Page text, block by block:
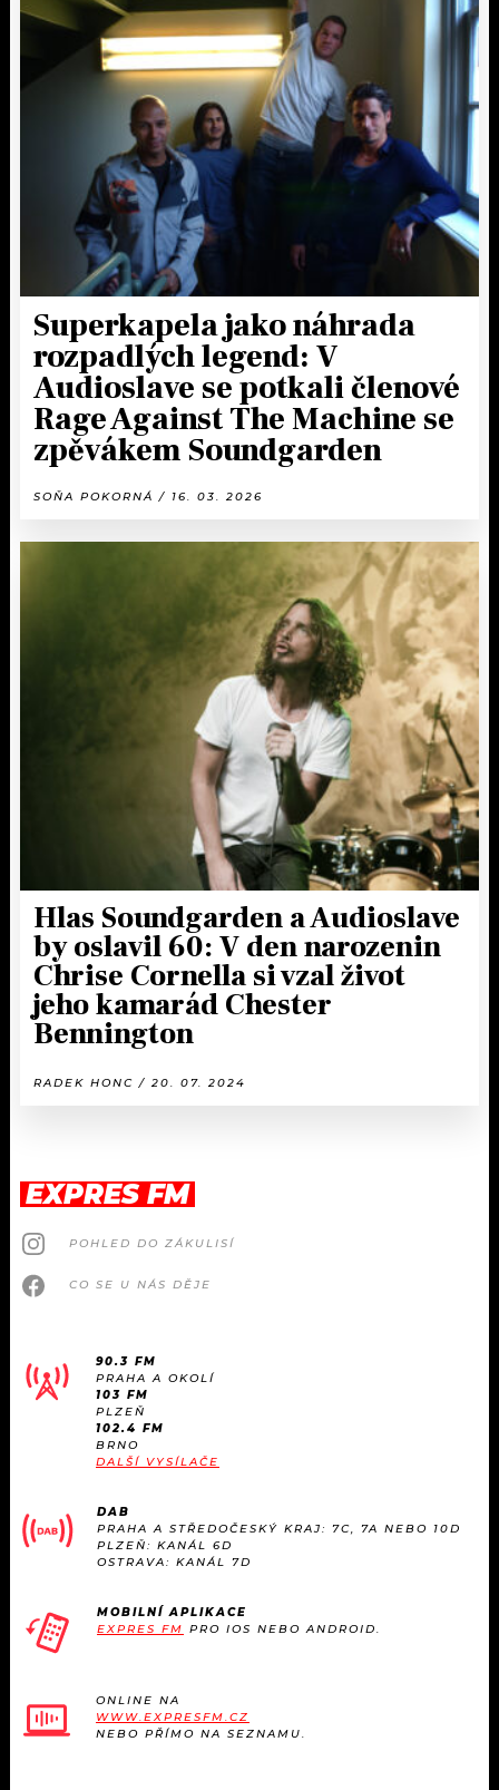
Superkapela jako náhrada
rozpadlých legend: V
Audioslave se potkali členové
Rage Against The Machine se
zpěvákem Soundgarden
SOŇA POKORNÁ / 16. 03. 2026
Hlas Soundgarden a Audioslave
by oslavil 60: V den narozenin
Chrise Cornella si vzal život
jeho kamarád Chester
Bennington
RADEK HONC / 20. 07. 2024
EXPRES FM
POHLED DO ZÁKULISÍ
CO SE U NÁS DĚJE
90.3 FM
PRAHA A OKOLÍ
103 FM
PLZEŇ
102.4 FM
BRNO
DALŠÍ VYSÍLAČE
DAB
PRAHA A STŘEDOČESKÝ KRAJ: 7C, 7A NEBO 10D
PLZEŇ: KANÁL 6D
OSTRAVA: KANÁL 7D
MOBILNÍ APLIKACE
EXPRES FM PRO IOS NEBO ANDROID.
ONLINE NA
WWW.EXPRESFM.CZ
NEBO PŘÍMO NA SEZNAMU.